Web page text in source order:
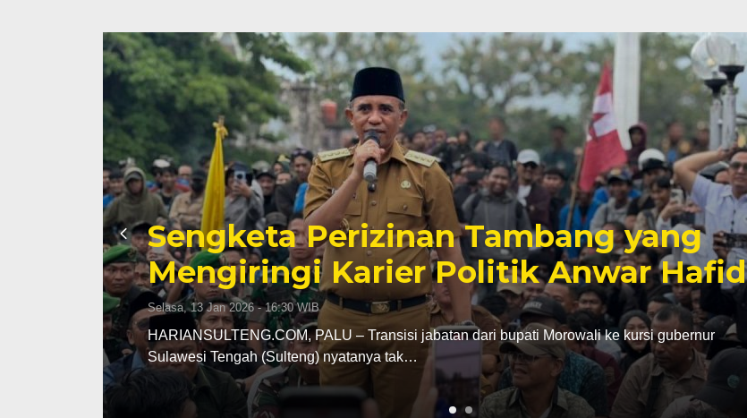
Sengketa Perizinan Tambang yang
Mengiringi Karier Politik Anwar Hafid
Selasa, 13 Jan 2026 - 16:30 WIB
HARIANSULTENG.COM, PALU – Transisi jabatan dari bupati Morowali ke kursi gubernur
Sulawesi Tengah (Sulteng) nyatanya tak…